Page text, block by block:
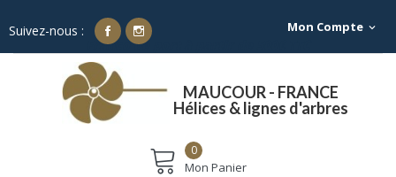
Suivez-nous : Mon Compte expand_more
Franco de port à partir de 500€ TTC
MAUCOUR - FRANCE
Hélices & lignes d'arbres
0
Mon Panier